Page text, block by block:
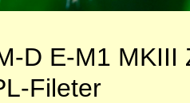
D E-M1 MKIII
Fileter